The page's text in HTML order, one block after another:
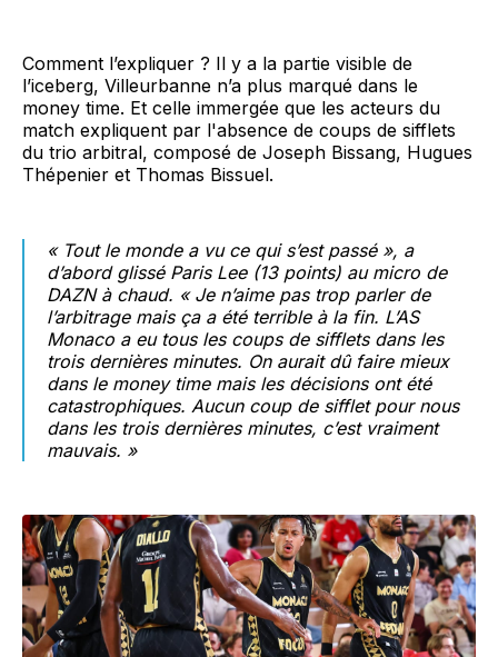
Comment l’expliquer ? Il y a la partie visible de
l’iceberg, Villeurbanne n’a plus marqué dans le
money time. Et celle immergée que les acteurs du
match expliquent par l'absence de coups de sifflets
du trio arbitral, composé de Joseph Bissang, Hugues
Thépenier et Thomas Bissuel.
« Tout le monde a vu ce qui s’est passé», a
d’abord glissé Paris Lee (13 points) au micro de
DAZNà chaud. « Je n’aime pas trop parler de
l’arbitrage mais ça a été terrible à la fin. L’AS
Monaco a eu tous les coups de sifflets dans les
trois dernières minutes. On aurait dû faire mieux
dans le money time mais les décisions ont été
catastrophiques. Aucun coup de sifflet pour nous
dans les trois dernières minutes, c’est vraiment
mauvais. »